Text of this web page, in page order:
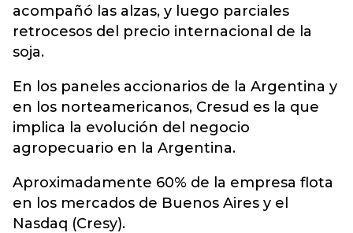
acompañó las alzas, y luego parciales
retrocesos del precio internacional de la
soja.
En los paneles accionarios de la Argentina y
en los norteamericanos, Cresud es la que
implica la evolución del negocio
agropecuario en la Argentina.
Aproximadamente 60% de la empresa flota
en los mercados de Buenos Aires y el
Nasdaq (Cresy).